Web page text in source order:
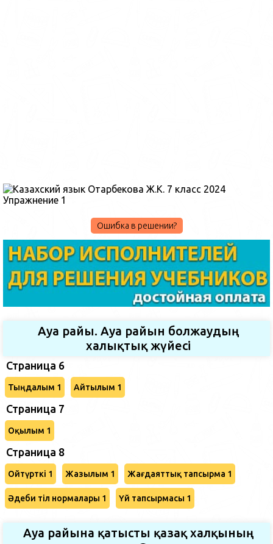
Ошибка в решении?
Ауа райы. Ауа райын болжаудың
халықтық жүйесі
Страница 6
Тыңдалым 1 Айтылым 1
Страница 7
Оқылым 1
Страница 8
Ойтүрткі 1 Жазылым 1 Жағдаяттық тапсырма 1
Әдеби тіл нормалары 1 Үй тапсырмасы 1
Ауа райына қатысты қазақ халқының